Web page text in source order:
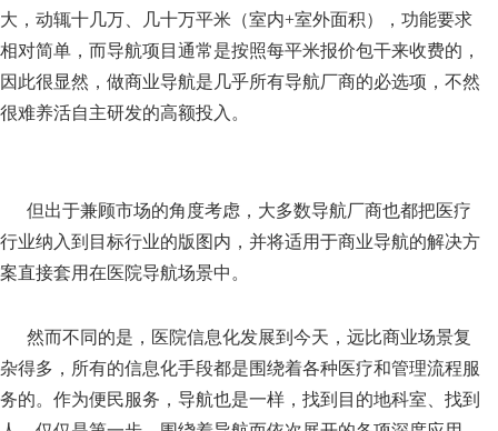
大，动辄十几万、几十万平米（室内+室外面积），功能要求
相对简单，而导航项目通常是按照每平米报价包干来收费的，
因此很显然，做商业导航是几乎所有导航厂商的必选项，不然
很难养活自主研发的高额投入。
但出于兼顾市场的角度考虑，大多数导航厂商也都把医疗
行业纳入到目标行业的版图内，并将适用于商业导航的解决方
案直接套用在医院导航场景中。
然而不同的是，医院信息化发展到今天，远比商业场景复
杂得多，所有的信息化手段都是围绕着各种医疗和管理流程服
务的。作为便民服务，导航也是一样，找到目的地科室、找到